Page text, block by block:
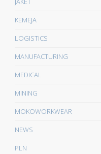
KEMEJA
LOGISTICS
MANUFACTURING
MEDICAL
MINING
MOKOWORKWEAR
NEWS
PLN